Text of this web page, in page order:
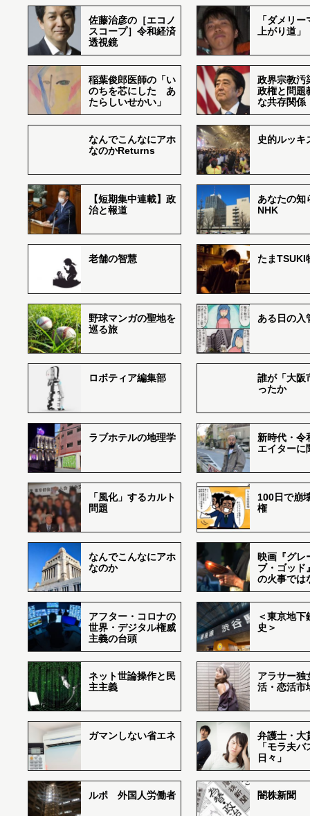
佐藤治彦の［エコノ
スコープ］令和経済
透視鏡
「ダメリ
上がり道」
稲葉俊郎医師の「い
のちを芯にした あ
たらしいせかい」
政界宗教汚
政権と問題
な共存関係
なんでこんなにアホ
なのかReturns
史的ルッキ
【短期集中連載】政
治と報道
あなたの知
NHK
老舗の智慧 たまTSUKI
野球マンガの聖地を
巡る旅
ある日の入
ロボティア編集部
誰が「大阪
ったか
ラブホテルの地理学
新時代・令
エイターに
「風化」するカルト
問題
100日で崩
権
なんでこんなにアホ
なのか
映画『グレ
ブ・ゴッド
の火事では
アフター・コロナの
世界・デジタル権威
主義の台頭
＜東京地下
史＞
ネット世論操作と民
主主義
アラサー独
活・恋活市
ガマンしない省エネ
弁護士・大
「モラ夫
日々」
ルポ 外国人労働者 闇株新聞